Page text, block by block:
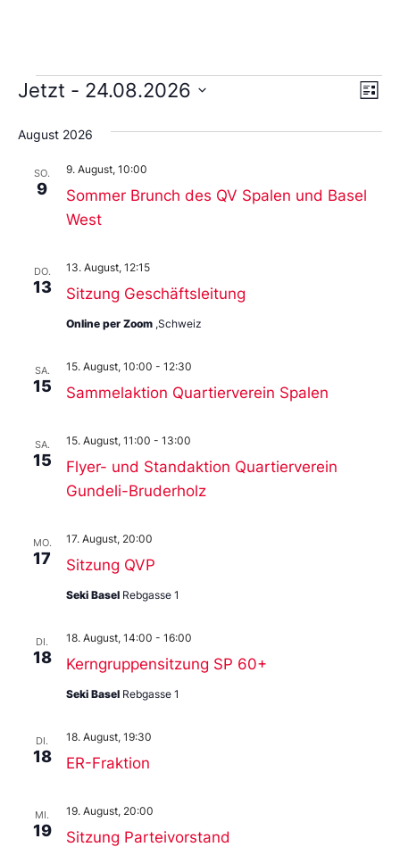
Liste
Jetzt - 24.08.2026
Sie
das
aus.
August 2026
SO.
9
Sommer Brunch des QV Spalen und Basel
West
9. August, 10:00
DO.
13 Sitzung Geschäftsleitung
13. August, 12:15
Online per Zoom ,Schweiz
SA.
15 Sammelaktion Quartierverein Spalen
15. August, 10:00 - 12:30
SA.
15
Flyer- und Standaktion Quartierverein
Gundeli-Bruderholz
15. August, 11:00 - 13:00
MO.
17 Sitzung QVP
17. August, 20:00
Seki Basel Rebgasse 1
DI.
18 Kerngruppensitzung SP 60+
18. August, 14:00 - 16:00
Seki Basel Rebgasse 1
DI.
18 ER-Fraktion
18. August, 19:30
MI.
19 Sitzung Parteivorstand
19. August, 20:00